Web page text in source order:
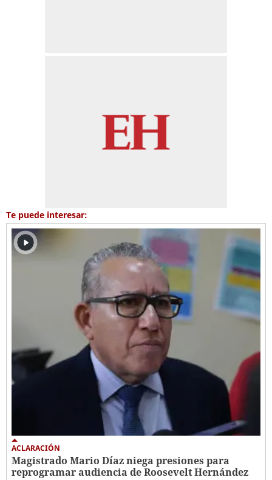
Te puede interesar:
ACLARACIÓN
Magistrado Mario Díaz niega presiones para
reprogramar audiencia de Roosevelt Hernández